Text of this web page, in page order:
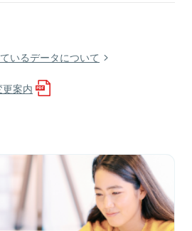
いるデータについて
案内